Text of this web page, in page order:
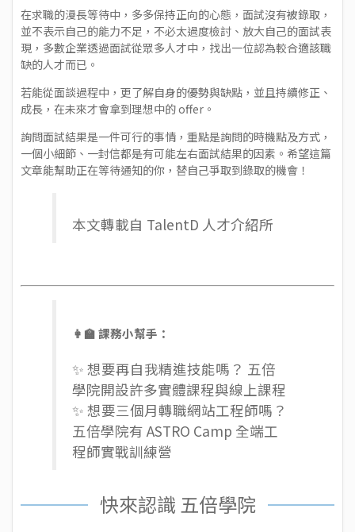
在求職的漫長等待中，多多保持正向的心態，面試沒有被錄取，
並不表示自己的能力不足，不必太過度檢討、放大自己的面試表
現，多數企業透過面試從眾多人才中，找出一位認為較合適該職
缺的人才而已。
若能從面談過程中，更了解自身的優勢與缺點，並且持續修正、
成長，在未來才會拿到理想中的 offer。
詢問面試結果是一件可行的事情，重點是詢問的時機點及方式，
一個小細節、一封信都是有可能左右面試結果的因素。希望這篇
文章能幫助正在等待通知的你，替自己爭取到錄取的機會！
本文轉載自 TalentD 人才介紹所
👩‍🏫 課務小幫手：
✨ 想要再自我精進技能嗎？ 五倍
學院開設許多實體課程與線上課程
✨ 想要三個月轉職網站工程師嗎？
五倍學院有 ASTRO Camp 全端工
程師實戰訓練營
快來認識 五倍學院